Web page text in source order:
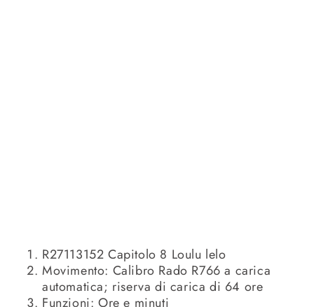
R27113152 Capitolo 8 Loulu lelo
Movimento: Calibro Rado R766 a carica
automatica; riserva di carica di 64 ore
Funzioni: Ore e minuti